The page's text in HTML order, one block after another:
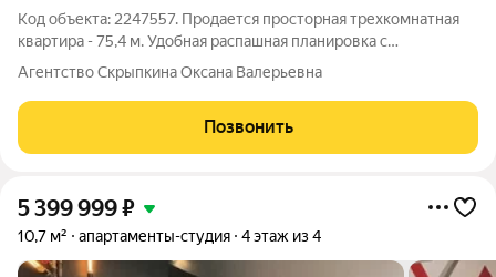
Код объекта: 2247557. Продается просторная трехкомнатная
квартира - 75,4 м. Удобная распашная планировка с
изолированными комнатами 13+15+18.4 м. Большая кухня 10.2
м Два застекленных балкона (4.6м+1.8м) Просторный холл 7.3
м, коридор 6.1м Ванная
Агентство Скрыпкина Оксана Валерьевна
Позвонить
5 399 999₽
10,7 м² апартаменты-студия 4 этаж из 4